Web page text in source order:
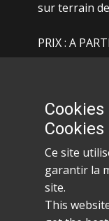
sur terrain de
PRIX : ​A
Ce site
garantir la
site.
This